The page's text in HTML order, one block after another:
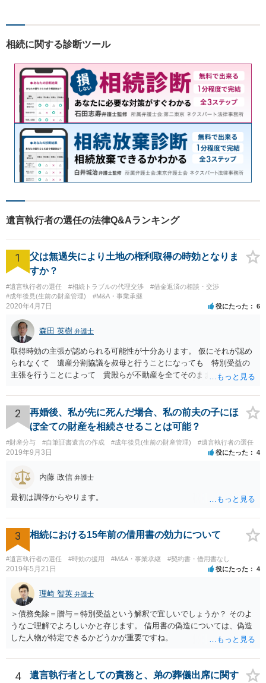
する癖をつけることを勧めて
決に繋がりますのでお気軽に
ご相談ください。
相続に関する診断ツール
遺言執行者の選任の法律Q&Aランキング
1
父は無過失により土地の権利取得の時効となりま
すか？
#遺言執行者の選任 #相続トラブルの代理交渉
#借金返済の相談・交渉
#成年後見(生前の財産管理)
#M&A・事業承継
2020年4月7日 役にたった 6
森田 英樹 弁護士
取得時効の主張が認められる可能性が十分あります。 仮にそれが認め
られなくて 遺産分割協議を叔母と行うことになっても 特別受益の
主張を行うことによって 貴殿らが不動産を全てそのまま取得できる
2
再婚後、私が先に死んだ場合、私の前夫の子にほ
ぼ全ての財産を相続させることは可能？
#財産分与 #自筆証書遺言の作成 #成年後見(生前の財産管理) #遺言執行者の選任
2019年9月3日 役にたった 4
内藤 政信 弁護士
最初は調停からやります。
3 相続における15年前の借用書の効力について
#遺言執行者の選任 #時効の援用 #M&A・事業承継 #契約書・借用書なし
2019年5月21日 役にたった 4
理崎 智英 弁護士
＞債務免除＝贈与＝特別受益という解釈で宜しいでしょうか？ そのよ
うなご理解でよろしいかと存じます。 借用書の偽造については、偽造
した人物が特定できるかどうかが重要ですね。
4
遺言執行者としての責務と、弟の葬儀出席に関す